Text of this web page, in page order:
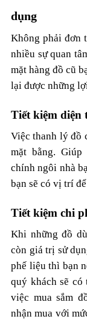
dụng
Không phải đơn
nhiều sự quan
mặt hàng đồ cũ
lại được những
Tiết kiệm diện
Việc thanh lý đồ
mặt bằng.
chính ngôi nhà
bạn sẽ có vị trí
Tiết kiệm chi
Khi những đồ
còn giá trị sử
phế liệu thì bạn
quý khách sẽ
việc mua sắm
nhận mua với